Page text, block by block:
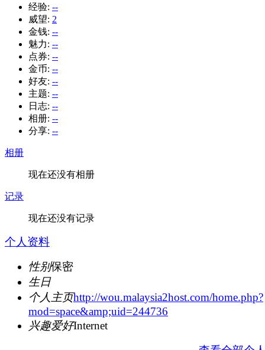
经验: --
威望: 2
金钱: --
魅力: --
点券: --
金币: --
好友: --
主题: --
日志: --
相册: --
分享: --
相册
现在还没有相册
记录
现在还没有记录
个人资料
性别保密
生日
个人主页http://wou.malaysia2host.com/home.php?
mod=space&amp;uid=244736
兴趣爱好Internet